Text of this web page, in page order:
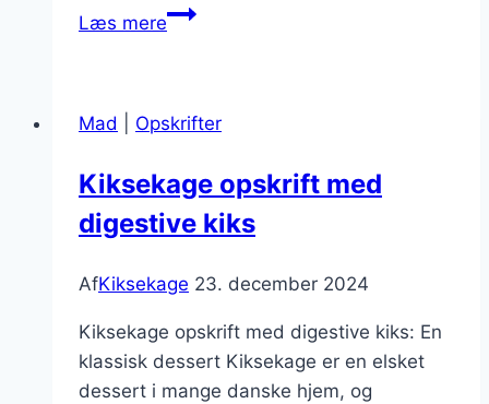
Læs mereKiksekage
diæten
Mad Opskrifter
Kiksekage opskrift med
digestive kiks
AfKiksekage 23. december 2024
Kiksekage opskrift med digestive kiks: En
klassisk dessert Kiksekage er en elsket
dessert i mange danske hjem, og